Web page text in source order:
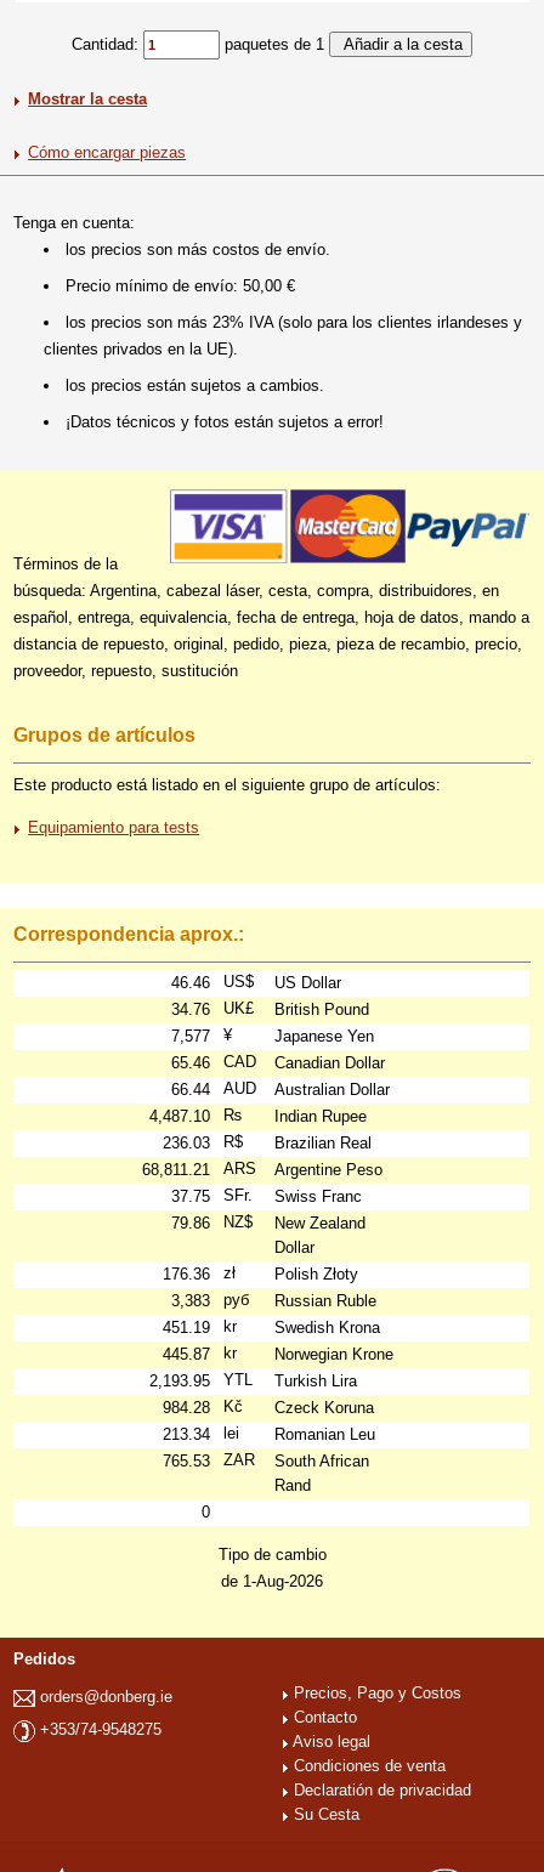
Cantidad: paquetes de 1
Mostrar la cesta
Cómo encargar piezas
Tenga en cuenta:
los precios son más costos de envío.
Precio mínimo de envío: 50,00 €
los precios son más 23% IVA (solo para los clientes irlandeses y
clientes privados en la UE).
los precios están sujetos a cambios.
¡Datos técnicos y fotos están sujetos a error!
Términos de la
búsqueda: Argentina, cabezal láser, cesta, compra, distribuidores, en
español, entrega, equivalencia, fecha de entrega, hoja de datos, mando a
distancia de repuesto, original, pedido, pieza, pieza de recambio, precio,
proveedor, repuesto, sustitución
Grupos de artículos
Este producto está listado en el siguiente grupo de artículos:
Equipamiento para tests
Correspondencia aprox.:
46.46 US$
US Dollar
34.76
UK£
British Pound
7,577
¥
Japanese Yen
65.46
CAD
Canadian Dollar
66.44
AUD
Australian Dollar
4,487.10
₨
Indian Rupee
236.03
R$
Brazilian Real
68,811.21
ARS
Argentine Peso
37.75
SFr.
Swiss Franc
79.86
NZ$
New Zealand
Dollar
176.36
zł
Polish Złoty
3,383
руб
Russian Ruble
451.19
kr
Swedish Krona
445.87
kr
Norwegian Krone
2,193.95
YTL
Turkish Lira
984.28
Kč
Czeck Koruna
213.34
lei
Romanian Leu
765.53
ZAR
South African
Rand
0
Tipo de cambio
de 1-Aug-2026
Pedidos
orders@donberg.ie
+353/74-9548275
Precios, Pago y Costos
Contacto
Aviso legal
Condiciones de venta
Declaratión de privacidad
Su Cesta